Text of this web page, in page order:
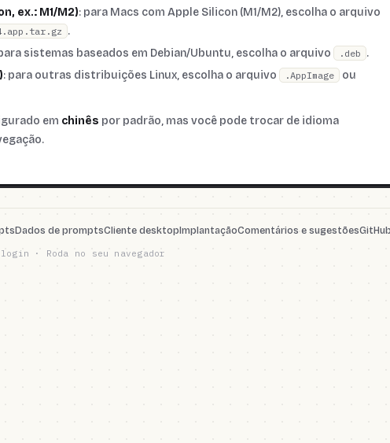
ex.: M1/M2): para Macs com Apple Silicon (M1/M2), escolha o arquivo
.
sistemas baseados em Debian/Ubuntu, escolha o arquivo .deb .
: para outras distribuições Linux, escolha o arquivo .AppImage ou
em chinês por padrão, mas você pode trocar de idioma
Dados de promptsCliente desktopImplantaçãoComentários e sugestões
· Roda no seu navegador